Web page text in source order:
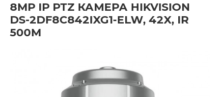
8MP IP PTZ КАМЕРА HIKVISION
DS-2DF8C842IXG1-ELW, 42X, IR
500M